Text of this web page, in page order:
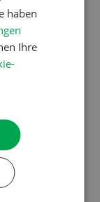
haben
Ihre